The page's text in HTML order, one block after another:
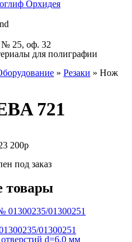
№ 25, оф. 32
для полиграфии
» Резаки » Нож
721
200р
под заказ
товары
01300251